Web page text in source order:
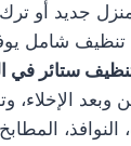
منزل جديد أو
تنظيف شامل
ستائر في
وبعد الإخلاء،
النوافذ،